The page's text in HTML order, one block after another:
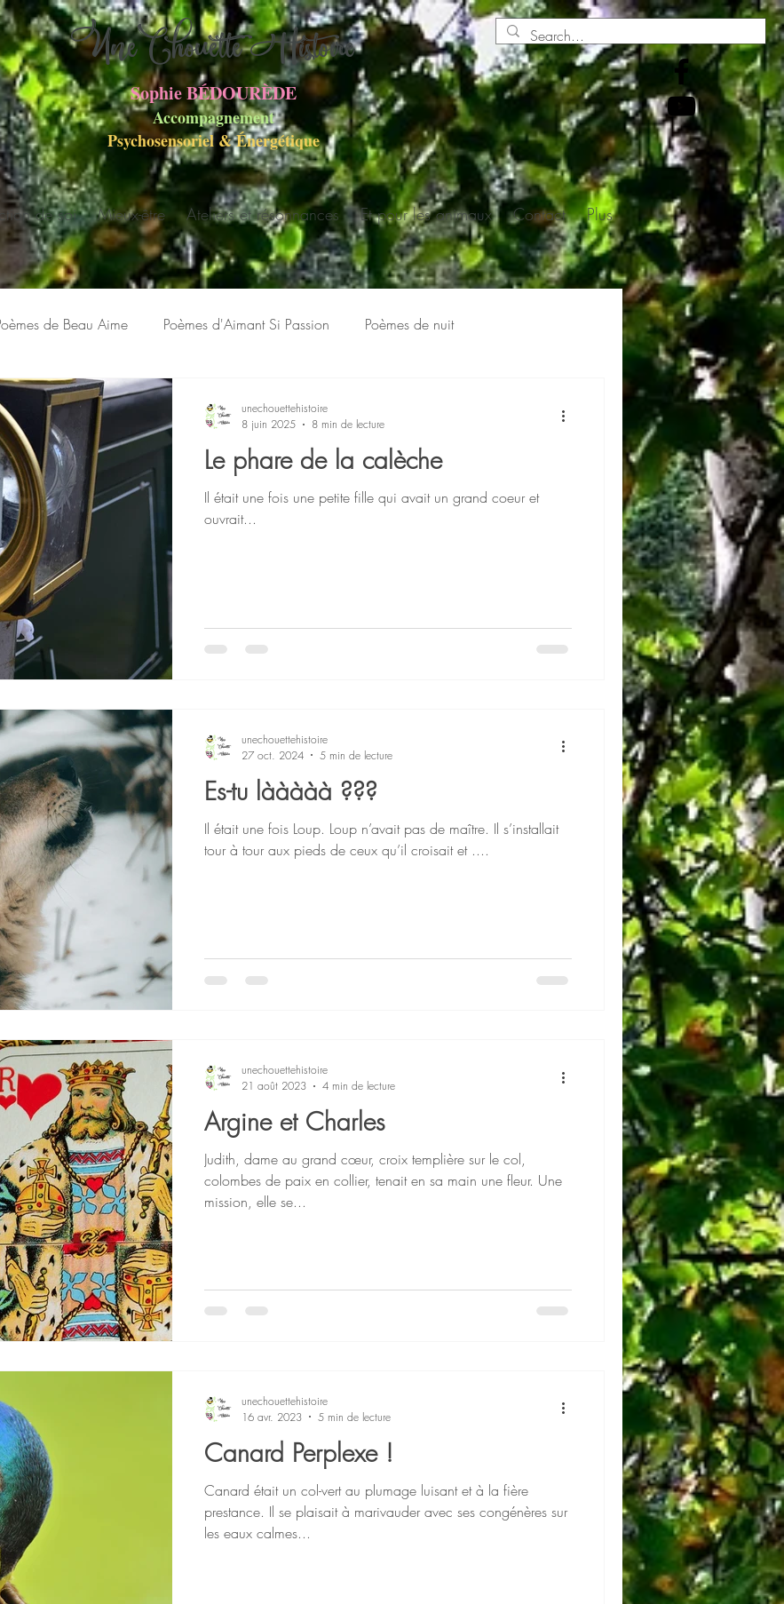
UneChouette Histoire
Sophie BÉDOURÈDE
Accompagnement
Psychosensoriel &Énergétique
de soi Mieux-être Ateliers et résonnances Et pour les animaux Contact Plus
de Beau Aime Poèmes d'Aimant Si Passion Poèmes de nuit
Histoires de bric et de broc
écho à H. Gougaud Le phare de la calèche
Il était une fois une petite fille qui avait un grand coeur et
ouvrait...
unechouettehistoire
8 juin 2025
8 min de lecture
Es-tu lààààà ???
Il était une fois Loup. Loup n’avait pas de maître. Il s’installait
tour à tour aux pieds de ceux qu’il croisait et ....
unechouettehistoire
27 oct. 2024
5 min de lecture
Argine et Charles
Judith, dame au grand cœur, croix templière sur le col,
colombes de paix en collier, tenait en sa main une fleur. Une
mission, elle se...
unechouettehistoire
21 août 2023
4 min de lecture
Canard Perplexe !
Canard était un col-vert au plumage luisant et à la fière
prestance. Il se plaisait à marivauder avec ses congénères sur
les eaux calmes...
unechouettehistoire
16 avr. 2023
5 min de lecture